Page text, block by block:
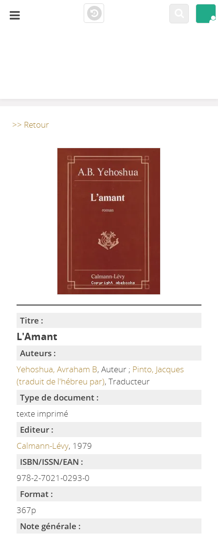
>> Retour
Titre :
L'Amant
Auteurs :
Yehoshua, Avraham B, Auteur ; Pinto, Jacques
(traduit de l'hébreu par), Traducteur
Type de document :
texte imprimé
Editeur :
Calmann-Lévy, 1979
ISBN/ISSN/EAN :
978-2-7021-0293-0
Format :
367p
Note générale :